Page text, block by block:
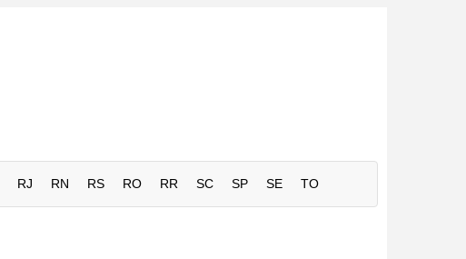
RJ RN RS RO RR SC SP SE TO